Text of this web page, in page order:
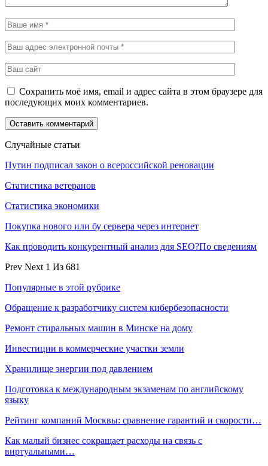
Сохранить моё имя, email и адрес сайта в этом браузере для
последующих моих комментариев.
Случайные статьи
Путин подписал закон о всероссийской реновации
Статистика ветеранов
Статистика экономики
Покупка нового или бу сервера через интернет
Как проводить конкурентный анализ для SEO?По сведениям
Prev Next 1 Из 681
Популярные в этой рубрике
Обращение к разработчику систем кибербезопасности
Ремонт стиральных машин в Минске на дому
Инвестиции в коммерческие участки земли
Хранилище энергии под давлением
Подготовка к международным экзаменам по английскому
языку
Рейтинг компаний Москвы: сравнение гарантий и скорости…
Как малый бизнес сокращает расходы на связь с
виртуальными…